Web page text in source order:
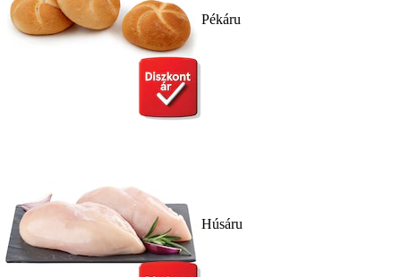
Pékáru
Húsáru